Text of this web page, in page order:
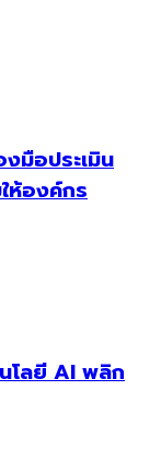
มือประเมิน
ห้องค์กร
โลยี AI พลิก